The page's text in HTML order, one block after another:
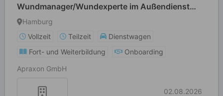
Wundmanager/Wundexperte im Außendienst
(w/m/d)
Hamburg
Vollzeit
Teilzeit
Dienstwagen
Fort- und Weiterbildung
Onboarding
Apraxon GmbH
02.08.2026